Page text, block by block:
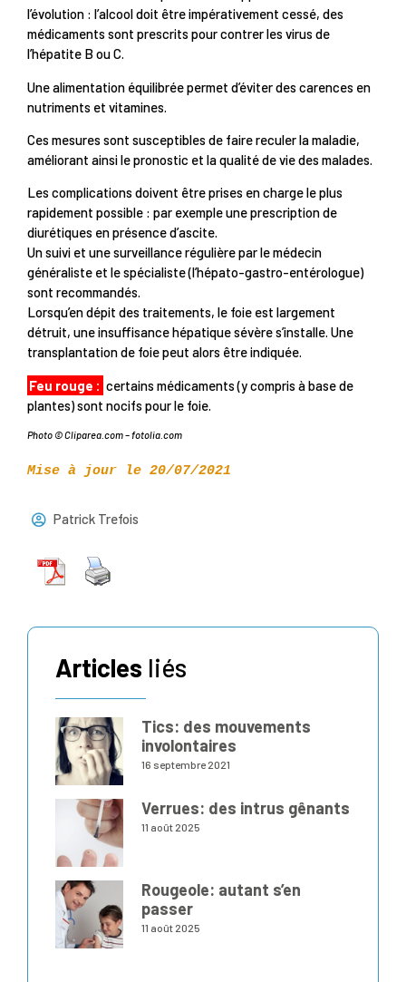
l’évolution : l’alcool doit être impérativement cessé, des
médicaments sont prescrits pour contrer les virus de
l’hépatite B ou C.
Une alimentation équilibrée permet d’éviter des carences en
nutriments et vitamines.
Ces mesures sont susceptibles de faire reculer la maladie,
améliorant ainsi le pronostic et la qualité de vie des malades.
Les complications doivent être prises en charge le plus
rapidement possible : par exemple une prescription de
diurétiques en présence d’ascite.
Un suivi et une surveillance régulière par le médecin
généraliste et le spécialiste (l’hépato-gastro-entérologue)
sont recommandés.
Lorsqu’en dépit des traitements, le foie est largement
détruit, une insuffisance hépatique sévère s’installe. Une
transplantation de foie peut alors être indiquée.
Feu rouge : certains médicaments (y compris à base de
plantes) sont nocifs pour le foie.
Photo © Cliparea.com – fotolia.com
Mise à jour le 20/07/2021
Patrick Trefois
Articles liés
Tics: des mouvements
involontaires
16 septembre 2021
Verrues: des intrus gênants
11 août 2025
Rougeole: autant s’en
passer
11 août 2025